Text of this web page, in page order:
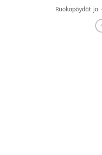
Ruokapöydät